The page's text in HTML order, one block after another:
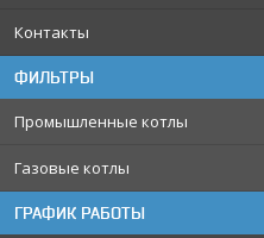
Контакты
ФИЛЬТРЫ
Промышленные котлы
Газовые котлы
ГРАФИК РАБОТЫ